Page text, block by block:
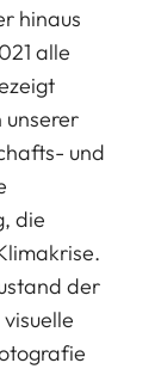
hinaus
alle
und
die
der